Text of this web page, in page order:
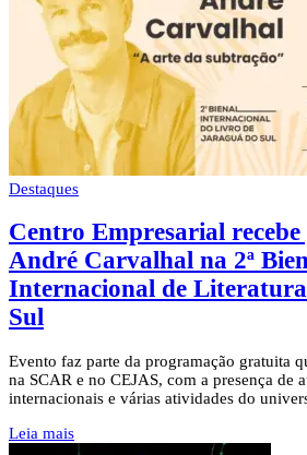
Destaques
Centro Empresarial recebe
André Carvalhal na 2ª
Internacional de
Sul
Evento faz parte da programação gratuita
na SCAR e no CEJAS, com a presença de
internacionais e várias atividades do
Leia mais